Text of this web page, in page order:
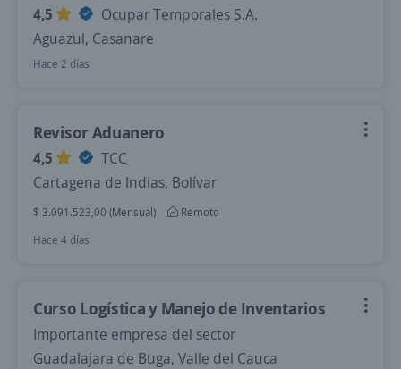
4,5
Ocupar Temporales S.A.
Aguazul, Casanare
Hace 2 días
Revisor Aduanero
4,5
TCC
Cartagena de Indias, Bolívar
$ 3.091.523,00 (Mensual)
Remoto
Hace 4 días
Curso Logística y Manejo de Inventarios
Importante empresa del sector
Guadalajara de Buga, Valle del Cauca